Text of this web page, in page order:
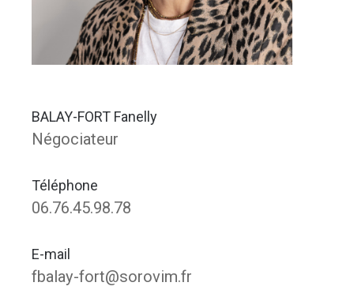
BALAY-FORT Fanelly
Négociateur
Téléphone
06.76.45.98.78
E-mail
fbalay-fort@sorovim.fr